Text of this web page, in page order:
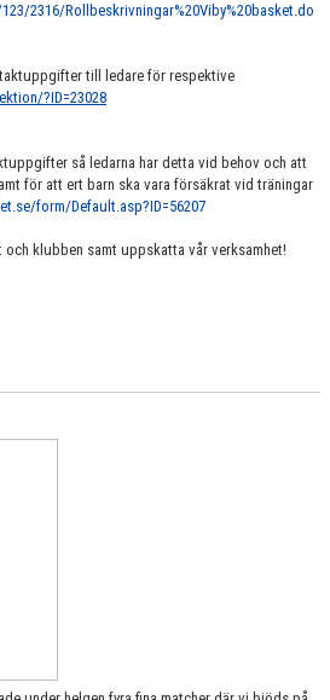
2316/Rollbeskrivningar%20Viby%20basket.do
till ledare för respektive
?ID=23028
så ledarna har detta vid behov och att
för att ert barn ska vara försäkrat vid träningar
form/Default.asp?ID=56207
klubben samt uppskatta vår verksamhet!